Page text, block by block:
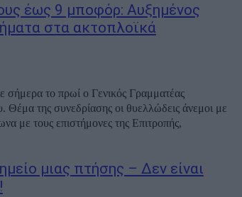
έως 9 μποφόρ: Αυξημένος
στα ακτοπλοϊκά
σήμερα το πρωί ο Γενικός Γραμματέας
της συνεδρίασης οι θυελλώδεις άνεμοι με
με τους επιστήμονες της Επιτροπής,
μιας πτήσης – Δεν είναι